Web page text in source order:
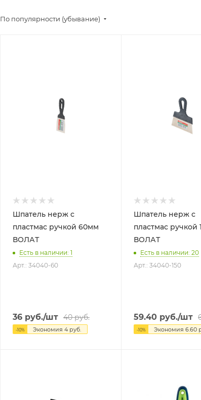
По популярности (убывание)
Шпатель нерж с
пластмас ручкой 60мм
ВОЛАТ
Есть в наличии: 1
Арт.: 34040-60
36 руб./шт 40руб.
-10% Экономия 4 руб.
Шпатель нерж с
пластмас ручкой
ВОЛАТ
Есть в наличии: 20
Арт.: 34040-150
59.40 руб./шт
-10% Экономия6.60